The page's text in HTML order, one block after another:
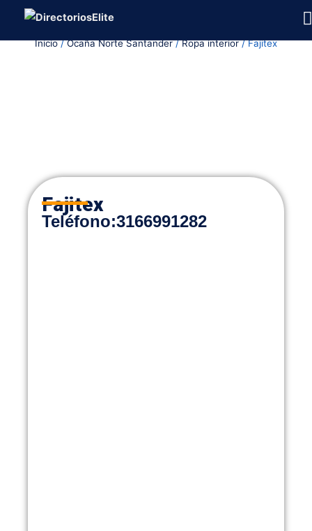
contenidoInicio/Ocaña Norte Santander/Ropa interior/ Fajitex
Fajitex
Teléfono:3166991282